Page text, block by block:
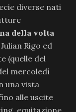
diverse nati
della volta
Rigo ed
(quelle del
mercoledì
una vista
alle uscite